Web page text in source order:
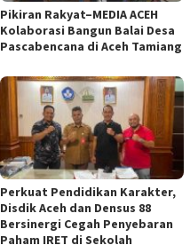
Pikiran Rakyat–MEDIA ACEH
Kolaborasi Bangun Balai Desa
Pascabencana di Aceh Tamiang
Perkuat Pendidikan Karakter,
Disdik Aceh dan Densus 88
Bersinergi Cegah Penyebaran
Paham IRET di Sekolah